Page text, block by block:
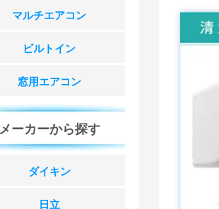
マルチエアコン
ビルトイン
窓用エアコン
メーカーから探す
ダイキン
日立